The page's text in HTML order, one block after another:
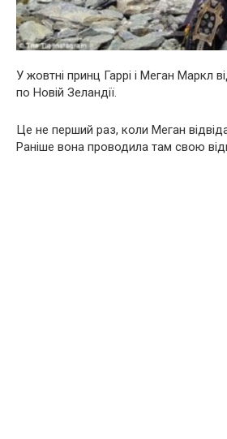
У жовтні принц Гаррі і Меган Маркл
по Новій Зеландії.
Це не перший раз, коли Меган
Раніше вона проводила там свою